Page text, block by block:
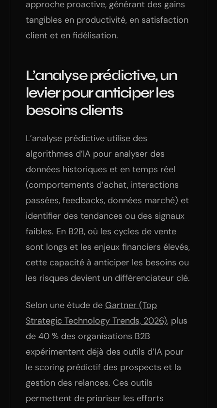
approche proactive, générant des gains
tangibles en productivité, en satisfaction
client et en fidélisation.
L’analyse prédictive, un
levier pour anticiper les
besoins clients
L’analyse prédictive utilise des
algorithmes d’IA pour analyser des
données historiques et en temps réel
(comportements d’achat, interactions
passées, feedbacks, données marché) et
identifier des tendances ou des signaux
faibles. En B2B, où les cycles de vente
sont longs et les enjeux financiers élevés,
cette capacité à anticiper les besoins ou
les risques devient un différenciateur clé.
Selon une étude de Gartner (Top
Strategic Technology Trends, 2026), plus
de 40 % des organisations B2B
expérimentent déjà des outils d’IA pour
le scoring prédictif des prospects et la
gestion des relances. Ces outils
permettent de prioriser les efforts